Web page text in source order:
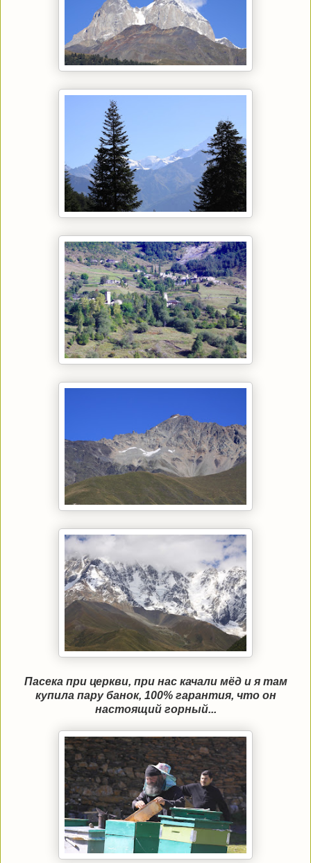
Пасека при церкви, при нас качали мёд и я там
купила пару банок, 100% гарантия, что он
настоящий горный...